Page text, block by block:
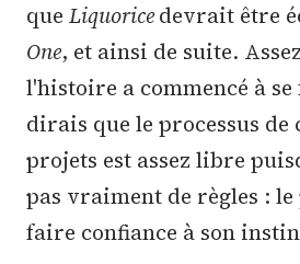
que Liquoricedevrait être
One, et ainsi de suite.
l'histoire a commencé à se
dirais que le processus de
projets est assez libre
pas vraiment de règles :
faire confiance à son